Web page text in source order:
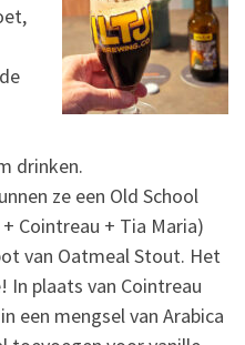
drinken.
ze een Old School
Cointreau + Tia Maria)
van Oatmeal Stout. Het
In plaats van Cointreau
een mengsel van Arabica